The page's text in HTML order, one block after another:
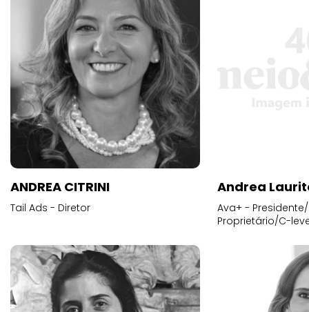
ANDREA CITRINI
Tail Ads - Diretor
Andrea
Ava+ -
Proprietário/C-